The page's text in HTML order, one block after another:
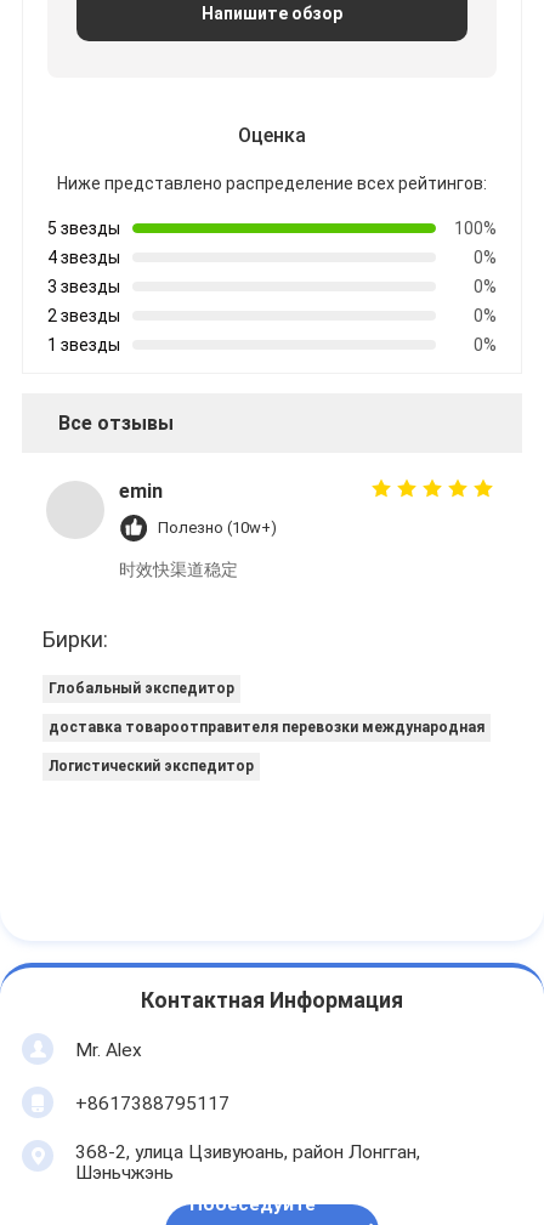
Напишите обзор
Оценка
Ниже представлено распределение всех рейтингов:
5 звезды
100%
4 звезды
0%
3 звезды
0%
2 звезды
0%
1 звезды
0%
Все отзывы
emin
Полезно (10w+)
时效快渠道稳定
Бирки:
Глобальный экспедитор
доставка товароотправителя перевозки международная
Логистический экспедитор
Контактная Информация
Mr. Alex
+8617388795117
368-2, улица Цзивуюань, район Лонгган,
Шэньчжэнь
Побеседуйте